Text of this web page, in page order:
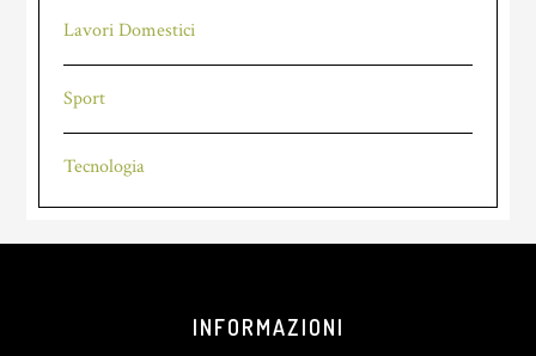
Lavori Domestici
Sport
Tecnologia
INFORMAZIONI